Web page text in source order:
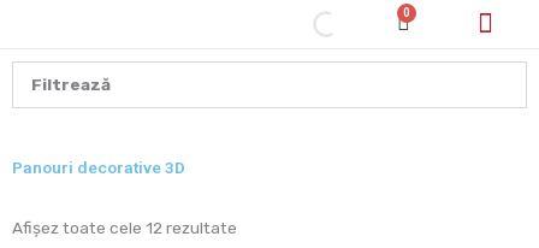
content
0
Cart
Filtrează
Panouri decorative 3D
Afișez toate cele 12 rezultate